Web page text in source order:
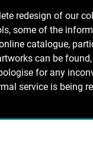
redesign of our
some of the
catalogue,
can be
for any
service is being